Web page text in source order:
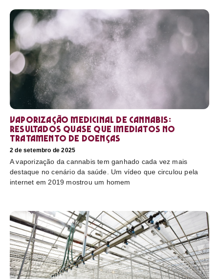
Vaporização medicinal de cannabis:
resultados quase que imediatos no
tratamento de doenças
2 de setembro de 2025
A vaporização da cannabis tem ganhado cada vez mais
destaque no cenário da saúde. Um vídeo que circulou pela
internet em 2019 mostrou um homem